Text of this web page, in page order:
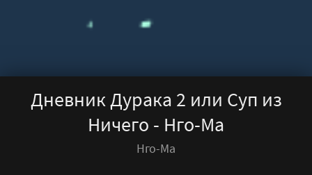
Дневник Дурака 2 или Суп из
Ничего - Нго-Ма
Нго-Ма